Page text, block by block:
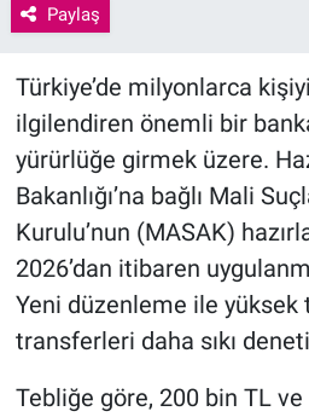
Paylaş
Türkiye’de milyonlarca
ilgilendiren önemli bir
yürürlüğe girmek üzere.
Bakanlığı’na bağlı Mali
Kurulu’nun (MASAK)
2026’dan itibaren
Yeni düzenleme ile yüksek
transferleri daha sıkı
Tebliğe göre, 200 bin TL